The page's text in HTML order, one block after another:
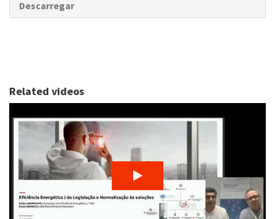
Descarregar
Related videos